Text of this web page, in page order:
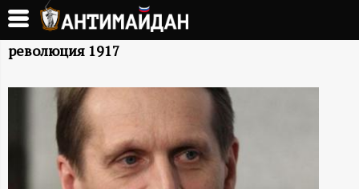
Перейти
основному
А
Н
революция 1917